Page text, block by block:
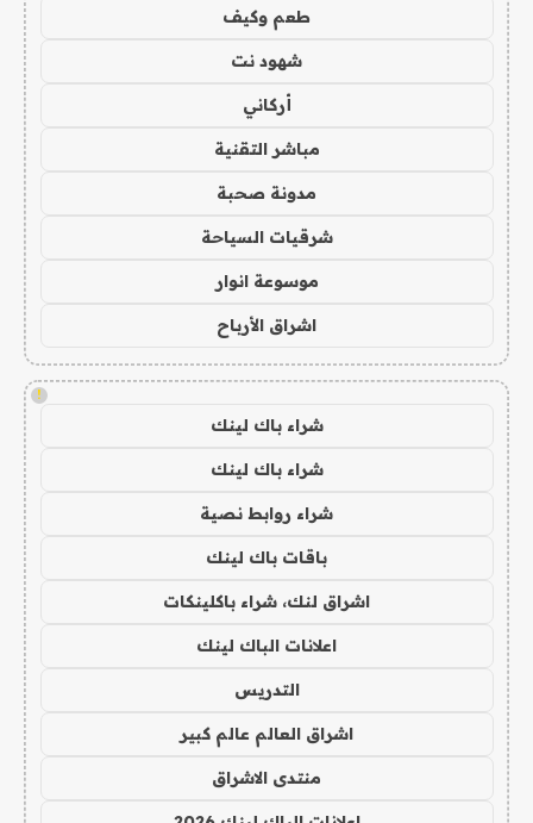
طعم وكيف
شهود نت
أركاني
مباشر التقنية
مدونة صحبة
شرقيات السياحة
موسوعة انوار
اشراق الأرباح
!
شراء باك لينك
شراء باك لينك
شراء روابط نصية
باقات باك لينك
اشراق لنك، شراء باكلينكات
اعلانات الباك لينك
التدريس
اشراق العالم عالم كبير
منتدى الاشراق